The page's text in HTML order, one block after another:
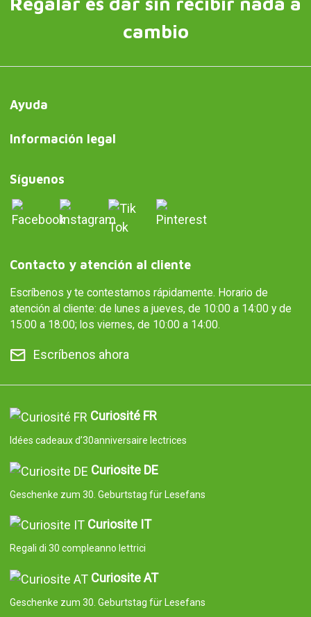
cambio
Ayuda
Información legal
Síguenos
Contacto y atención al cliente
Escríbenos y te contestamos rápidamente. Horario de
atención al cliente: de lunes a jueves, de 10:00 a 14:00 y de
15:00 a 18:00; los viernes, de 10:00 a 14:00.
Escríbenos ahora
Curiosité FR
Idées cadeaux d’30anniversaire lectrices
Curiosite DE
Geschenke zum 30. Geburtstag für Lesefans
Curiosite IT
Regali di 30 compleanno lettrici
Curiosite AT
Geschenke zum 30. Geburtstag für Lesefans